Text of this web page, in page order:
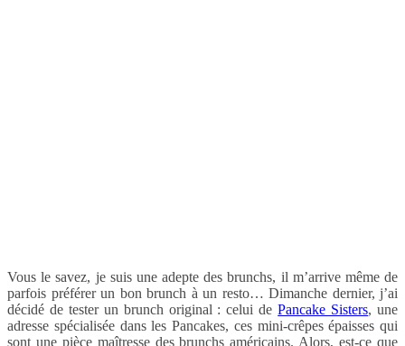
Vous le savez, je suis une adepte des brunchs, il m’arrive même de
parfois préférer un bon brunch à un resto… Dimanche dernier, j’ai
décidé de tester un brunch original : celui dePancake Sisters, une
adresse spécialisée dans les Pancakes, ces mini-crêpes épaisses qui
sont une pièce maîtresse des brunchs américains. Alors, est-ce que